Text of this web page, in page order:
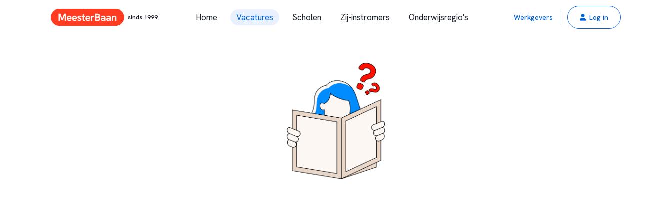
sinds 1999 Home Vacatures Scholen Zij-instromers Onderwijsregio's Werkgevers Log in